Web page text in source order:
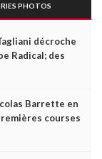
PHOTOS
décroche
Radical; des
Barrette en
courses